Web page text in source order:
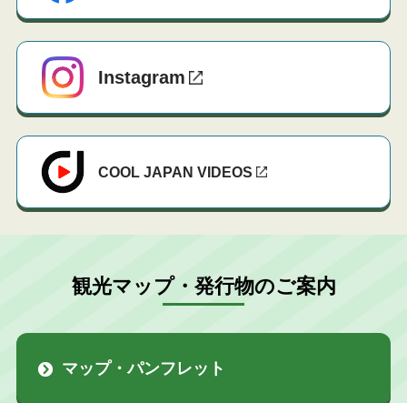
Instagram
COOL JAPAN VIDEOS
観光マップ・発行物のご案内
マップ・パンフレット